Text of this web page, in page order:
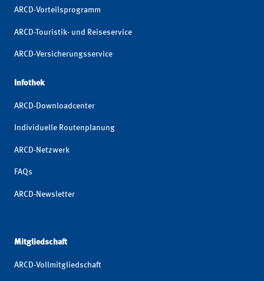
ARCD-Vorteilsprogramm
ARCD-Touristik- und Reiseservice
ARCD-Versicherungsservice
Infothek
ARCD-Downloadcenter
Individuelle Routenplanung
ARCD-Netzwerk
FAQs
ARCD-Newsletter
Mitgliedschaft
ARCD-Vollmitgliedschaft